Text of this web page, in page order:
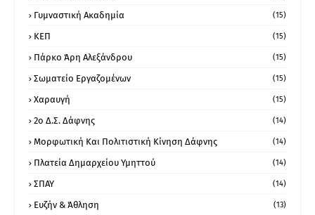
Γυμναστική Ακαδημία (15)
ΚΕΠ (15)
Πάρκο Άρη Αλεξάνδρου (15)
Σωματείο Εργαζομένων (15)
Χαραυγή (15)
2ο Δ.Σ. Δάφνης (14)
Μορφωτική Και Πολιτιστική Κίνηση Δάφνης (14)
Πλατεία Δημαρχείου Υμηττού (14)
ΣΠΑΥ (14)
Ευζήν & Άθληση (13)